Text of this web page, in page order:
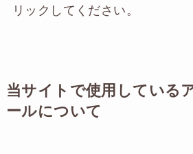
リックしてください。
当サイトで使用している
ールについて